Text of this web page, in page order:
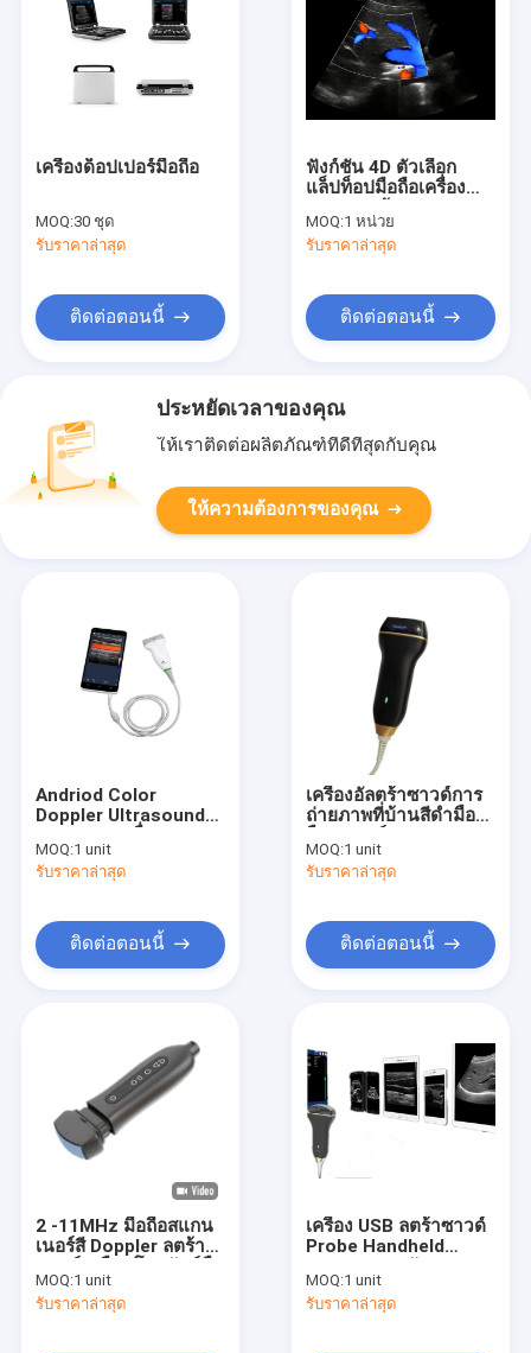
เครื่องด็อปเปอร์มือถือ
MOQ:30 ชุด
รับราคาล่าสุด
ติดต่อตอนนี้
ฟังก์ชั่น 4D ตัวเลือก
แล็ปท็อปมือถือเครื่อง
Transducer 2 ~
12MHz
MOQ:1 หน่วย
รับราคาล่าสุด
ติดต่อตอนนี้
ประหยัดเวลาของคุณ
ให้เราติดต่อผลิตภัณฑ์ที่ดีที่สุดกับคุณ
ให้ความต้องการของคุณ
Andriod Color
Doppler Ultrasound
Doppler มือถือน้ำหนัก
550 กรัมเท่านั้น
MOQ:1 unit
รับราคาล่าสุด
ติดต่อตอนนี้
เครื่องอัลตร้าซาวด์การ
ถ่ายภาพที่บ้านสีดำมือ
ด้วยการเชื่อมต่อ USB
MOQ:1 unit
รับราคาล่าสุด
ติดต่อตอนนี้
2 -11MHz มือถือสแกน
เนอร์สี Doppler ลตร้า
ถือ
MOQ:1 unit
รับราคาล่าสุด
เครื่อง USB ลตร้าซาวด์
Probe Handheld
Windows Android
MOQ:1 unit
รับราคาล่าสุด